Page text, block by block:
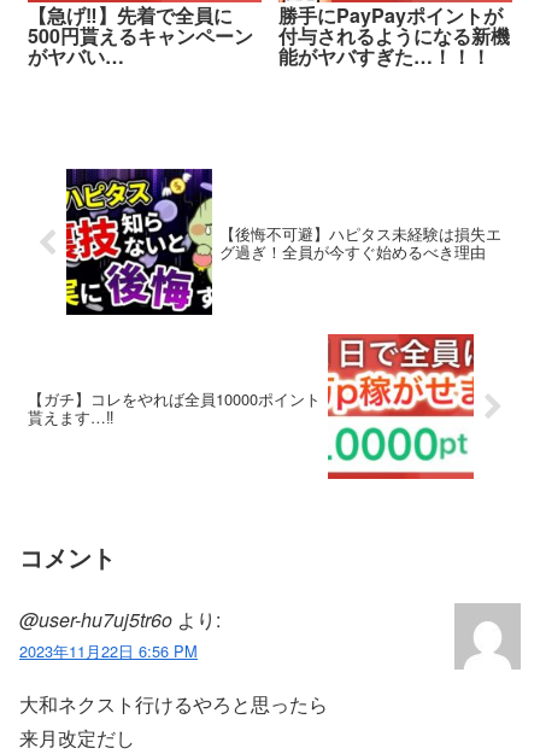
【急げ‼︎】先着で全員に
500円貰えるキャンペーン
がヤバい…
勝手にPayPayポイントが
付与されるようになる新機
能がヤバすぎた…！！！
【後悔不可避】ハピタス未経験は損失エ
グ過ぎ！全員が今すぐ始めるべき理由
【ガチ】コレをやれば全員10000ポイント
貰えます…‼︎
コメント
@user-hu7uj5tr6o より:
2023年11月22日 6:56 PM
大和ネクスト行けるやろと思ったら
来月改定だし